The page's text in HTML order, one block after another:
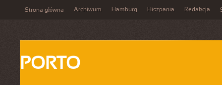
Strona główna Archiwum Hamburg Hiszpania Redakcja
PORTO